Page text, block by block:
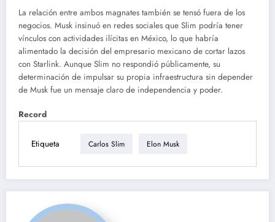
La relación entre ambos magnates también se tensó fuera de los
negocios. Musk insinuó en redes sociales que Slim podría tener
vínculos con actividades ilícitas en México, lo que habría
alimentado la decisión del empresario mexicano de cortar lazos
con Starlink. Aunque Slim no respondió públicamente, su
determinación de impulsar su propia infraestructura sin depender
de Musk fue un mensaje claro de independencia y poder.
Record
Etiqueta Carlos Slim Elon Musk